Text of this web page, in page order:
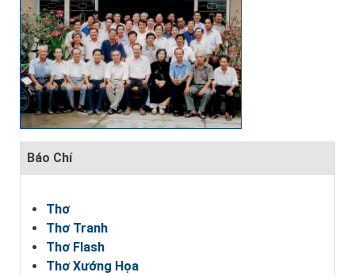
Báo Chí
Thơ
Thơ Tranh
Thơ Flash
Thơ Xướng Họa